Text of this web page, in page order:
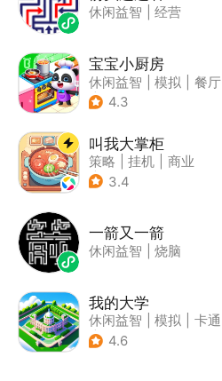
休闲益智 经营
宝宝小厨房
休闲益智 模拟
餐厅
| 宝宝巴士
4.3
叫我大掌柜
策略 挂机
商业
| 古风
3.4
一箭又一箭
休闲益智 烧脑
我的大学
休闲益智 模拟
卡通
| 九游
4.6